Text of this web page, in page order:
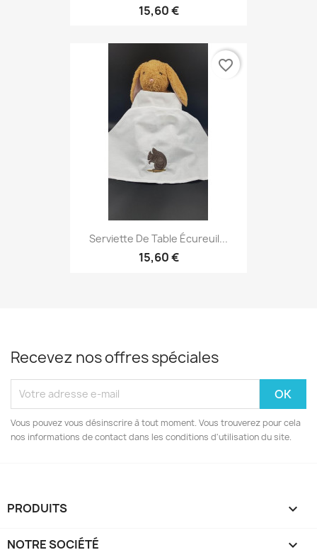
15,60 €
Serviette De Table Écureuil...
15,60 €
favorite_border
Recevez nos offres spéciales
Vous pouvez vous désinscrire à tout moment. Vous trouverez pour cela
nos informations de contact dans les conditions d'utilisation du site.
PRODUITS 
NOTRE SOCIÉTÉ 